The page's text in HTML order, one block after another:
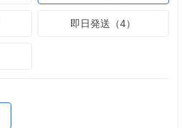
即日発送（4）